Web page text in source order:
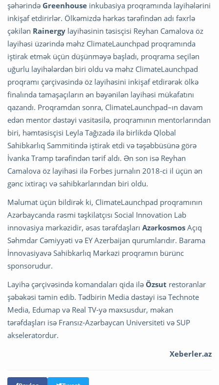
şəhərində Greenhouse inkubasiya proqramında layihələrini
inkişaf etdirirlər. Ölkəmizdə hərkəs tərəfindən adı fəxrlə
çəkilən Rainergy layihəsinin təsisçisi Reyhan Camalova öz
layihəsi üzərində məhz ClimateLaunchpad proqramında
iştirak etmək üçün düşünməyə başladı, proqrama seçilən
uğurlu layihələrdən biri oldu və məhz ClimateLaunchpad
proqramı çərçivəsində öz layihəsini inkişaf etdirərək ölkə
finalında tamaşaçıların ən bəyənilən layihəsi mükafatını
qazandı. Proqramdan sonra, ClimateLaunchpad–ın davam
edən mentor dəstəyi vasitəsilə, proqramının mentorlarından
biri, həmtəsisçisi Leyla Tağızadə ilə birlikdə Qlobal
Sahibkarlıq Sammitində iştirak etdi və təşəbbüsünə görə
İvanka Tramp tərəfindən tərif aldı. Ən son isə Reyhan
Camalova öz layihəsi ilə Forbes jurnalın 2018-ci il üçün ən
gənc ixtiraçı və sahibkarlarından biri oldu.
Məlumat üçün bildirək ki, ClimateLaunchpad proqramının
Azərbaycanda rəsmi təşkilatçısı Social Innovation Lab
innovasiya mərkəzidir, əsas tərəfdaşları Azərkosmos Açıq
Səhmdar Cəmiyyəti və EY Azerbaijan qurumlarıdır. Barama
İnnovasiyavə Sahibkarlıq Mərkəzi proqramın bürünc
sponsorudur.
Layihə çərçivəsində komandaları qida ilə Özsut restoranlar
şəbəkəsi təmin edib. Tədbirin Media dəstəyi isə Technote
Media, Edumap və Real TV-yə məxsusdur, məkan
tərəfdaşları isə Fransız-Azərbaycan Universiteti və SUP
akseleratordur.
Xeberler.az